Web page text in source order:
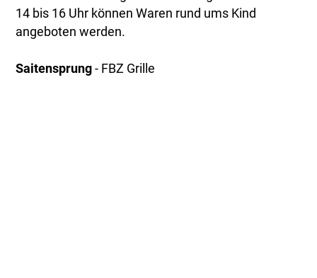
14 bis 16 Uhr können Waren rund ums Kind
angeboten werden.
Saitensprung - FBZ Grille